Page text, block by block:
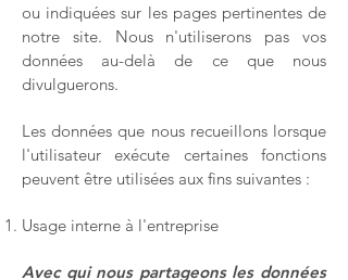
ou indiquées sur les pages pertinentes de
notre site. Nous n'utiliserons pas vos
données au-delà de ce que nous
divulguerons.
Les données que nous recueillons lorsque
l'utilisateur exécute certaines fonctions
peuvent être utilisées aux fins suivantes :
Usage interne à l'entreprise
Avec qui nous partageons les données